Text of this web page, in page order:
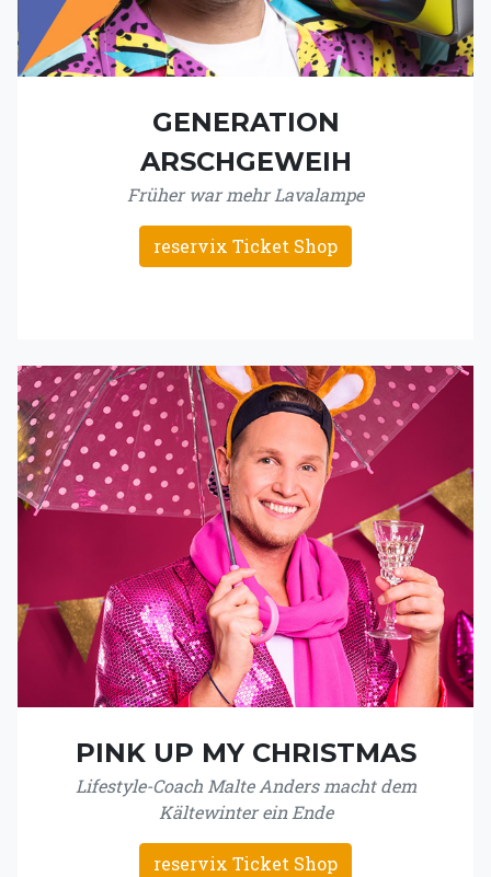
GENERATION
ARSCHGEWEIH
Früher war mehr Lavalampe
reservix Ticket Shop
PINK UP MY CHRISTMAS
Lifestyle-Coach Malte Anders macht dem
Kältewinter ein Ende
reservix Ticket Shop